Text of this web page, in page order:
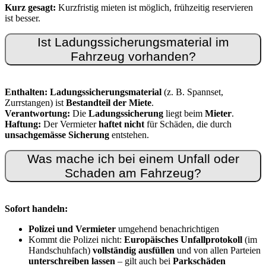
Kurz gesagt: Kurzfristig mieten ist möglich, frühzeitig reservieren
ist besser.
Ist Ladungssicherungsmaterial im
Fahrzeug vorhanden?
Enthalten: Ladungssicherungsmaterial (z. B. Spannset,
Zurrstangen) ist Bestandteil der Miete.
Verantwortung: Die Ladungssicherung liegt beim Mieter.
Haftung: Der Vermieterhaftet nicht für Schäden, die durch
unsachgemässe Sicherung entstehen.
Was mache ich bei einem Unfall oder
Schaden am Fahrzeug?
Sofort handeln:
Polizei und Vermieter umgehend benachrichtigen
Kommt die Polizei nicht: Europäisches Unfallprotokoll (im
Handschuhfach) vollständig ausfüllen und von allen Parteien
unterschreiben lassen – gilt auch bei Parkschäden